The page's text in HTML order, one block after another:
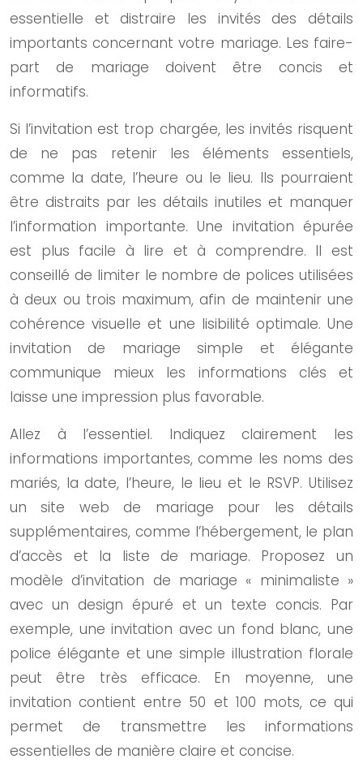
essentielle et distraire les invités des détails
importants concernant votre mariage. Les faire-
part de mariage doivent être concis et
informatifs.
Si l’invitation est trop chargée, les invités risquent
de ne pas retenir les éléments essentiels,
comme la date, l’heure ou le lieu. Ils pourraient
être distraits par les détails inutiles et manquer
l’information importante. Une invitation épurée
est plus facile à lire et à comprendre. Il est
conseillé de limiter le nombre de polices utilisées
à deux ou trois maximum, afin de maintenir une
cohérence visuelle et une lisibilité optimale. Une
invitation de mariage simple et élégante
communique mieux les informations clés et
laisse une impression plus favorable.
Allez à l’essentiel. Indiquez clairement les
informations importantes, comme les noms des
mariés, la date, l’heure, le lieu et le RSVP. Utilisez
un site web de mariage pour les détails
supplémentaires, comme l’hébergement, le plan
d’accès et la liste de mariage. Proposez un
modèle d’invitation de mariage « minimaliste »
avec un design épuré et un texte concis. Par
exemple, une invitation avec un fond blanc, une
police élégante et une simple illustration florale
peut être très efficace. En moyenne, une
invitation contient entre 50 et 100 mots, ce qui
permet de transmettre les informations
essentielles de manière claire et concise.